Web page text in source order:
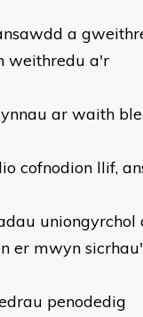
a
weithredu a'r
ar waith
cofnodion llif,
uniongyrchol
er mwyn
penodedig